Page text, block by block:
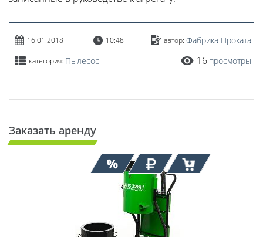
16.01.2018 10:48 автор: Фабрика Проката
категория: Пылесос 16 просмотры
Заказать аренду